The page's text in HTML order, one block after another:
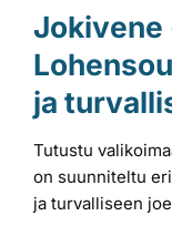
Tarvikkeet
Laiturit
Jokivene
ja
Tutustu
on suunniteltu
ja turvalliseen